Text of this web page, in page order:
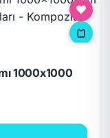
1000x1000